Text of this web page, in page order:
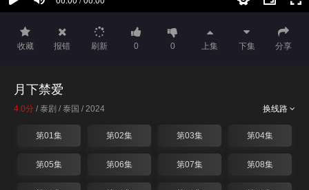
收藏 报错 刷新 0 0 上集 下集 分享
月下禁爱
换线路
4.0分 / 泰剧 / 泰国 / 2024
第01集 第02集 第03集 第04集
第05集 第06集 第07集 第08集